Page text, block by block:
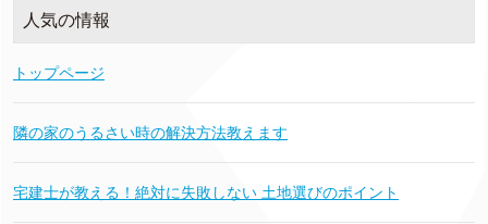
人気の情報
トップページ
隣の家のうるさい時の解決方法教えます
宅建士が教える！絶対に失敗しない 土地選びのポイント